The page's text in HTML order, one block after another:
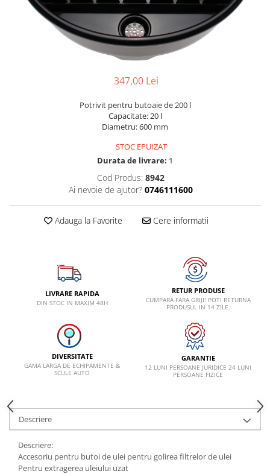
Dispozitive pentru anvelope
Alternator, Fulie
Mazda
Mercedes-Benz
Dispozitive magnetice, oglinzi,
347,00 Lei
Potrivit pentru butoaie de 200 l
Capacitate: 20 l
Diametru: 600 mm
STOC EPUIZAT
Durata de livrare: 1
Cod Produs: 8942
Ai nevoie de ajutor? 0746111600
Adauga la Favorite Cere informatii
LIVRARE RAPIDA
DIN STOC IN MAXIM 48H
RETUR PRODUSE
CUMPARA FARA GRIJI! POTI RETURNA
PRODUSUL IN 14 ZILE.
DIVERSITATE
GAMA LARGA DE ECHIPAMENTE &
SCULE AUTO
GARANTIE
12 LUNI PERSOANE JURIDICE 24 LUNI
PERSOANE FIZICE
Descriere
Descriere:
Accesoriu pentru butoi de ulei pentru golirea filtrelor de ulei
Pentru extragerea uleiului uzat